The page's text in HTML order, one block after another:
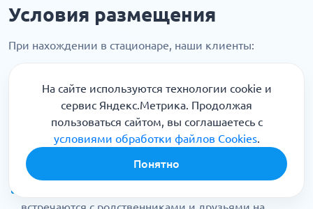
Условия размещения
При нахождении в стационаре, наши клиенты:
палатах
Получают сбалансированное трехразовое питание
Имеют доступ к тренажерному залу и комнатам
отдыха
Могут выходить на прогулки по благоустроенной
территории центра
На сайте используются технологии cookie и
сервис Яндекс.Метрика. Продолжая
пользоваться сайтом, вы соглашаетесь с
условиями обработки файлов Cookies.
Понятно